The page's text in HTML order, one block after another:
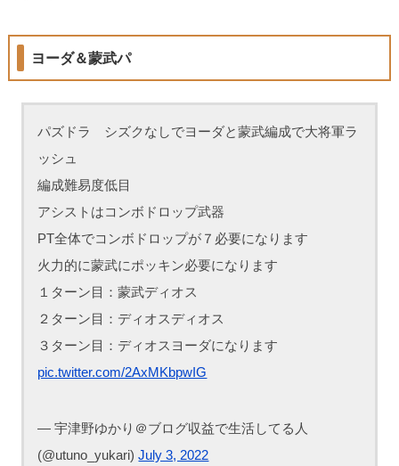
ヨーダ＆蒙武パ
パズドラ シズクなしでヨーダと蒙武編成で大将軍ラ
ッシュ
編成難易度低目
アシストはコンボドロップ武器
PT全体でコンボドロップが７必要になります
火力的に蒙武にポッキン必要になります
１ターン目：蒙武ディオス
２ターン目：ディオスディオス
３ターン目：ディオスヨーダになります
pic.twitter.com/2AxMKbpwIG
— 宇津野ゆかり＠ブログ収益で生活してる人
(@utuno_yukari)July 3, 2022